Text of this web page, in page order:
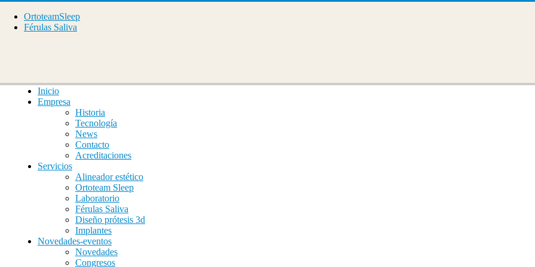
OrtoteamSleep
Férulas Saliva
Inicio
Empresa
Historia
Tecnología
News
Contacto
Acreditaciones
Servicios
Alineador estético
Ortoteam Sleep
Laboratorio
Férulas Saliva
Diseño prótesis 3d
Implantes
Novedades-eventos
Novedades
Congresos